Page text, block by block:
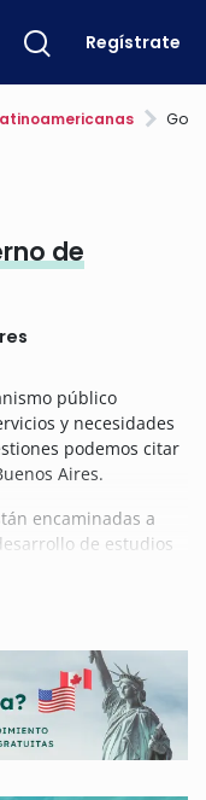
Regístrate
de
público
y necesidades
podemos citar
Aires.
encaminadas a
de estudios
comunidad, arte y
salud y deportes, o
relacionados con